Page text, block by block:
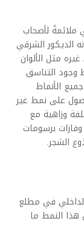
ملائمةً لأصحاب
الديكور الشرقي
مثل الألوان
وجود التناسق
الأنماط
على نمط غير
وزاهية مع
برسومات
الشجر.
في مطلع
النمط ما